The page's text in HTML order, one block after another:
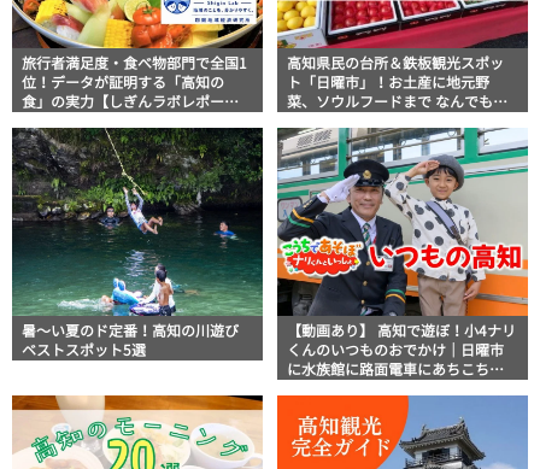
旅行者満足度・食べ物部門で全国1
位！データが証明する「高知の
食」の実力【しぎんラボレポー
高知県民の台所＆鉄板観光スポッ
ト「日曜市」！お土産に地元野
菜、ソウルフードまで なんでもそ
説！
暑～い夏のド定番！高知の川遊び
ベストスポット5選
【動画あり】 高知で遊ぼ！小4ナリ
くんのいつものおでかけ｜日曜市
に水族館に路面電車にあちこち巡